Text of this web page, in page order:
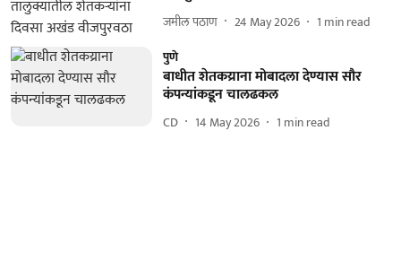
जमील पठाण 24 May 2026 1 min read
पुणे
बाधीत शेतकय्राना मोबादला देण्यास सौर
कंपन्यांकडून चालढकल
CD 14 May 2026 1 min read